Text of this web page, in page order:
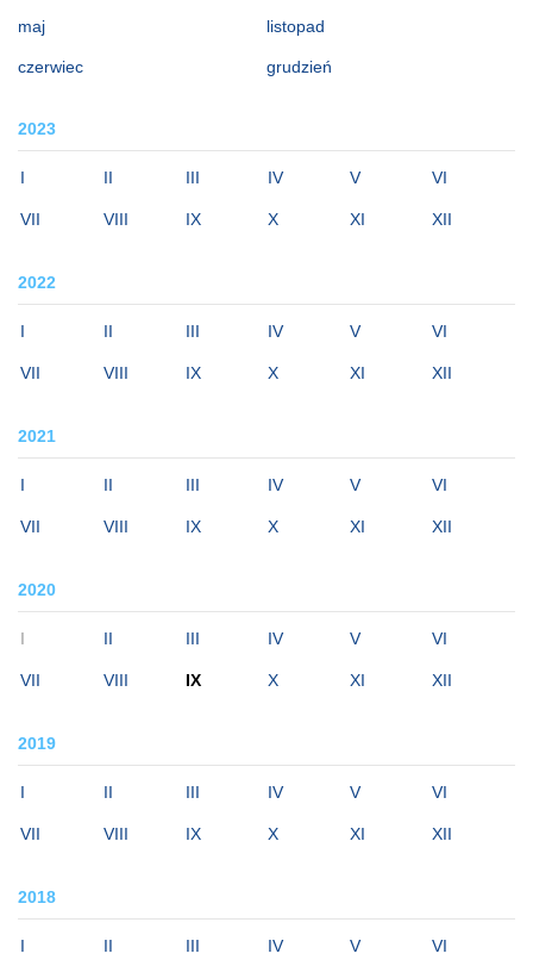
maj
czerwiec
listopad
grudzień
2023
I II III IV V VI
VII VIII IX X XI XII
2022
I II III IV V VI
VII VIII IX X XI XII
2021
I II III IV V VI
VII VIII IX X XI XII
2020
I II III IV V VI
VII VIII IX X XI XII
2019
I II III IV V VI
VII VIII IX X XI XII
2018
I II III IV V VI